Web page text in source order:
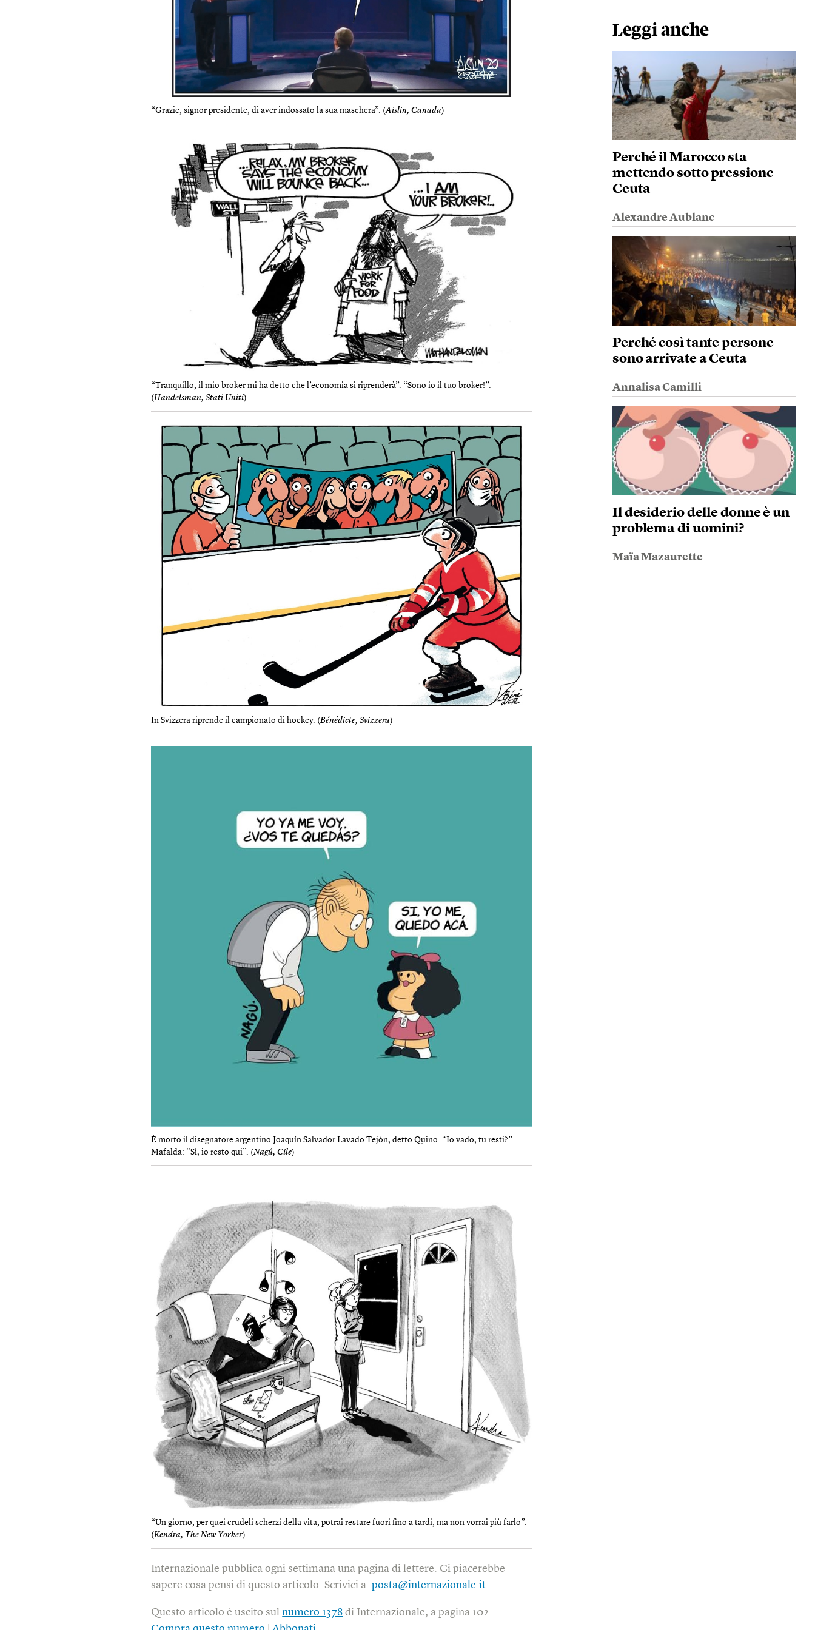
“Grazie, signor presidente, di aver indossato la sua maschera”. (Aislin, Canada)
“Tranquillo, il mio broker mi ha detto che l’economia si riprenderà”. “Sono io il tuo broker!”.
(Handelsman, Stati Uniti)
In Svizzera riprende il campionato di hockey. (Bénédicte, Svizzera)
È morto il disegnatore argentino Joaquín Salvador Lavado Tejón, detto Quino. “Io vado, tu resti?”.
Mafalda: “Sì, io resto qui”. (Nagú, Cile)
“Un giorno, per quei crudeli scherzi della vita, potrai restare fuori fino a tardi, ma non vorrai più farlo”.
(Kendra, The New Yorker)
Internazionale pubblica ogni settimana una pagina di lettere. Ci piacerebbe
sapere cosa pensi di questo articolo. Scrivici a:posta@internazionale.it
Questo articolo è uscito sulnumero 1378 di Internazionale, a pagina 102.
Leggi anche
Perché il Marocco sta
mettendo sotto pressione
Ceuta
Alexandre Aublanc
Perché così tante persone
sono arrivate a Ceuta
Annalisa Camilli
Il desiderio delle donne è un
problema di uomini?
Maïa Mazaurette